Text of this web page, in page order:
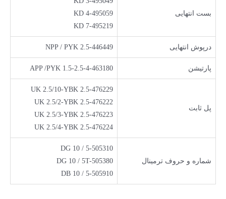
بست انتهایی
KD 4-495059
KD 7-495219
در­پوش انتهایی NPP / PYK 2.5-446449
پارتیشن APP /PYK 1.5-2.5-4-463180
پل ثابت
UK 2.5/10-YBK 2.5-476229
UK 2.5/2-YBK 2.5-476222
UK 2.5/3-YBK 2.5-476223
UK 2.5/4-YBK 2.5-476224
شماره و حروف ترمينال
DG 10 / 5-505310
DG 10 / 5T-505380
DB 10 / 5-505910